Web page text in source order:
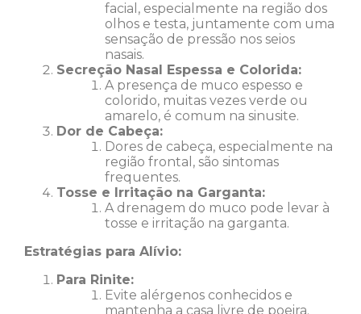
facial, especialmente na região dos
olhos e testa, juntamente com uma
sensação de pressão nos seios
nasais.
Secreção Nasal Espessa e Colorida:
A presença de muco espesso e
colorido, muitas vezes verde ou
amarelo, é comum na sinusite.
Dor de Cabeça:
Dores de cabeça, especialmente na
região frontal, são sintomas
frequentes.
Tosse e Irritação na Garganta:
A drenagem do muco pode levar à
tosse e irritação na garganta.
Estratégias para Alívio:
Para Rinite:
Evite alérgenos conhecidos e
mantenha a casa livre de poeira.